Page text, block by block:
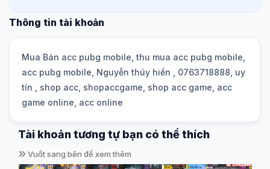
Thông tin tài khoản
Mua Bán acc pubg mobile, thu mua acc pubg mobile,
acc pubg mobile, Nguyễn thúy hiền , 0763718888, uy
tín , shop acc, shopaccgame, shop acc game, acc
game online, acc online
Tài khoản tương tự bạn có thể thích
Vuốt sang bên để xem thêm